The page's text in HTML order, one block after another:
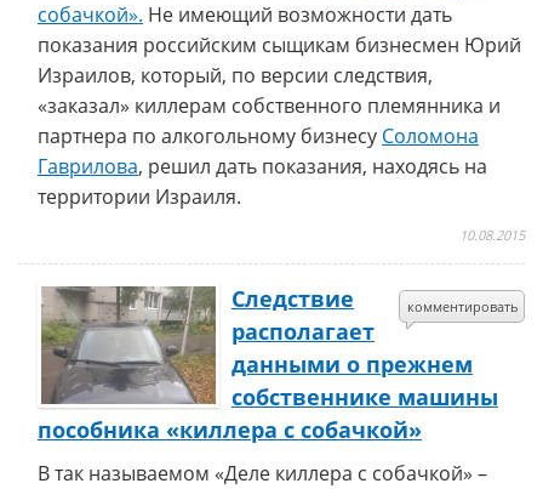
собачкой». Не имеющий возможности дать
показания российским сыщикам бизнесмен Юрий
Израилов, который, по версии следствия,
«заказал» киллерам собственного племянника и
партнера по алкогольному бизнесу Соломона
Гаврилова, решил дать показания, находясь на
территории Израиля.
10.08.2015
комментировать
Следствие
располагает
данными о прежнем
собственнике машины
пособника «киллера с собачкой»
В так называемом «Деле киллера с собачкой» –